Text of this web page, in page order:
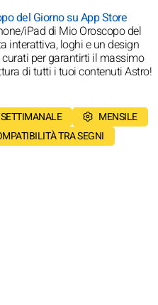
del Giorno su App Store
iPad di Mio Oroscopo del
interattiva, loghi e un design
per garantirti il massimo
di tutti i tuoi contenuti Astro!
SETTIMANALE
MENSILE
TRA SEGNI